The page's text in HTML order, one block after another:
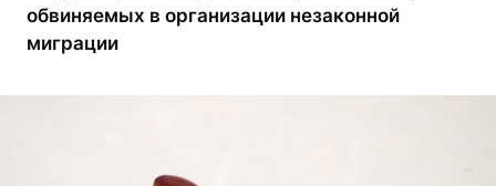
обвиняемых в организации незаконной
миграции